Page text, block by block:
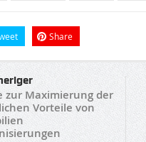
Share
zur Maximierung der
Vorteile von